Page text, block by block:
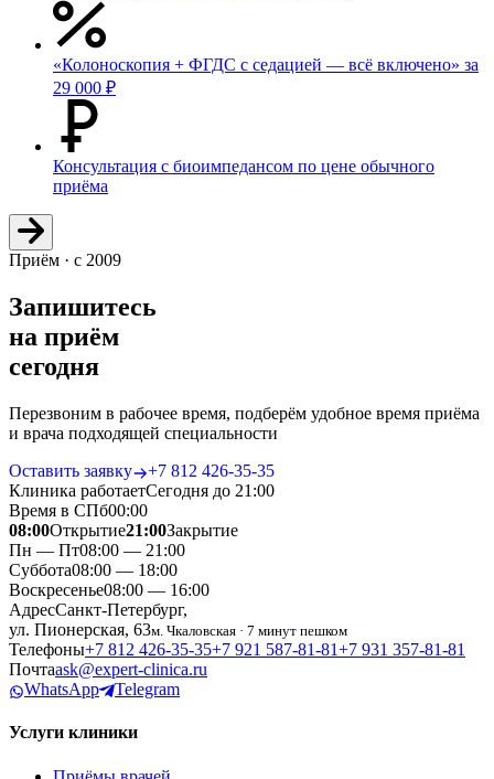
«Колоноскопия + ФГДС с седацией — всё включено» за
29 000 ₽
Консультация с биоимпедансом по цене обычного
приёма
Приём · с 2009
Запишитесь
на приём
сегодня
Перезвоним в рабочее время, подберём удобное время приёма
и врача подходящей специальности
Оставить заявку
+7 812 426‑35‑35
Клиника работаетСегодня до 21:00
Время в СПб00:00
08:00Открытие21:00Закрытие
Пн — Пт08:00 — 21:00
Суббота08:00 — 18:00
Воскресенье08:00 — 16:00
АдресСанкт-Петербург,
ул. Пионерская, 63м. Чкаловская · 7 минут пешком
Телефоны+7 812 426‑35‑35+7 921 587‑81‑81+7 931 357‑81‑81
Почтаask@expert-clinica.ru
WhatsApp
Telegram
Услуги клиники